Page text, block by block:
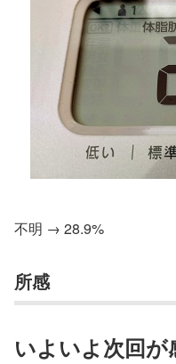
不明 → 28.9%
所感
いよいよ次回が